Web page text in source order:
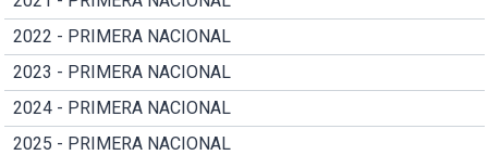
2022 - PRIMERA NACIONAL
2023 - PRIMERA NACIONAL
2024 - PRIMERA NACIONAL
2025 - PRIMERA NACIONAL